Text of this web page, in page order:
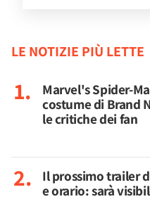
LE NOTIZIE PIÙ LETTE
Marvel's Spider-
costume di Brand
le critiche dei fan
Il prossimo trailer
e orario: sarà